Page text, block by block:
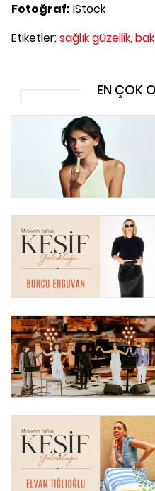
Fotoğraf: iStock
Etiketler:sağlık güzellik,
EN ÇOK